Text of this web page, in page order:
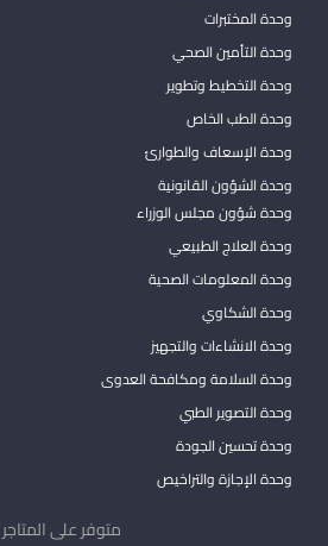
وحدة المختبرات
وحدة التأمين الصحي
وحدة التخطيط وتطوير
وحدة الطب الخاص
وحدة الإسعاف والطوارئ
وحدة الشؤون القانونية
وحدة شؤون مجلس الوزراء
وحدة العلاج الطبيعي
وحدة المعلومات الصحية
وحدة الشكاوي
وحدة الانشاءات والتجهيز
وحدة السلامة ومكافحة العدوى
وحدة التصوير الطبي
وحدة تحسين الجودة
وحدة الإجازة والتراخيص
متوفر على المتاجر